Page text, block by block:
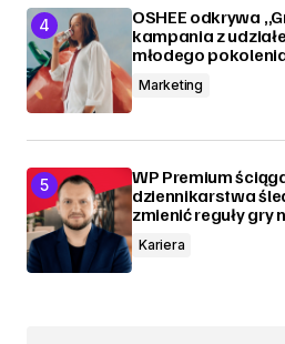
OSHEE odkrywa
kampania z
młodego
Marketing
WP Premium
dziennikarstwa
zmienić reguły gry
Kariera